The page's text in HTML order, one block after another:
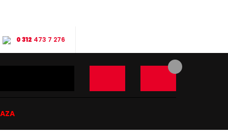
0 312 473 7 276